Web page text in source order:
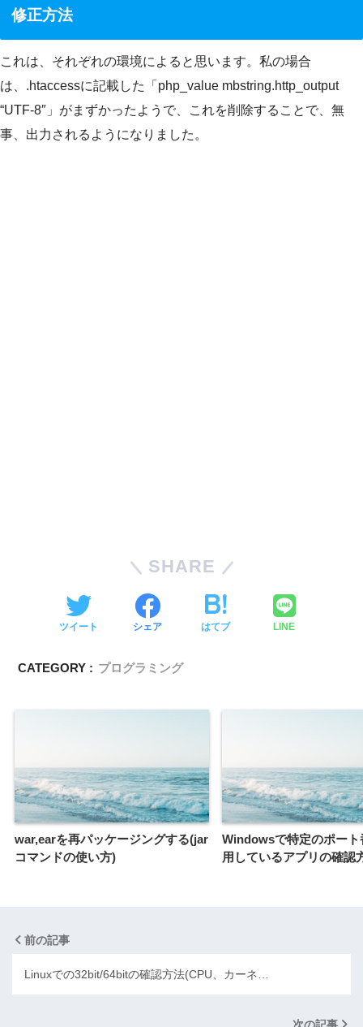
修正方法
これは、それぞれの環境によると思います。私の場合
は、.htaccessに記載した「php_value mbstring.http_output
“UTF-8″」がまずかったようで、これを削除することで、無
事、出力されるようになりました。
SHARE
ツイート シェア はてブ LINE
CATEGORY : プログラミング
war,earを再パッケージングする(jar
コマンドの使い方)
Windowsで特定のポート
用しているアプリの確認
前の記事
Linuxでの32bit/64bitの確認方法(CPU、カーネ…